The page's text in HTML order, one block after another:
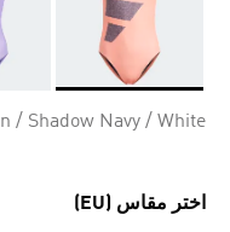
/ Shadow Navy / White
اختر مقاس (EU)